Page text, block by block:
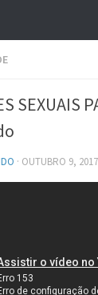
SEXUAIS
· OUTUBRO 9, 2017